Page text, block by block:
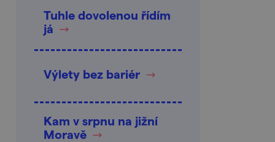
Tuhle dovolenou řídím
já
Výlety bez bariér
Kam v srpnu na jižní
Moravě